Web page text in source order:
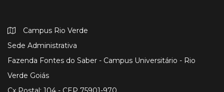
Campus Rio Verde
Sede Administrativa
Fazenda Fontes do Saber - Campus Universitário - Rio
Verde Goiás